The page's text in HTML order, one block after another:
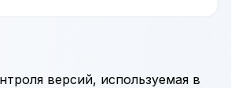
версий, используемая в